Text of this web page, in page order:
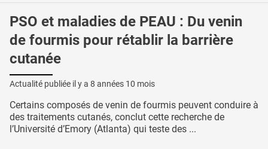
PSO et maladies de PEAU : Du venin
de fourmis pour rétablir la barrière
cutanée
Actualité publiée il y a 8 années 10 mois
Certains composés de venin de fourmis peuvent conduire à
des traitements cutanés, conclut cette recherche de
l’Université d’Emory (Atlanta) qui teste des ...